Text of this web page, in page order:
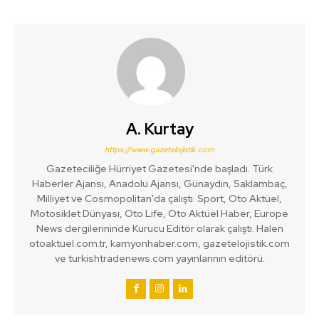
A. Kurtay
https://www.gazetelojistik.com
Gazeteciliğe Hürriyet Gazetesi'nde başladı. Türk
Haberler Ajansı, Anadolu Ajansı, Günaydın, Saklambaç,
Milliyet ve Cosmopolitan'da çalıştı. Sport, Oto Aktüel,
Motosiklet Dünyası, Oto Life, Oto Aktüel Haber, Europe
News dergilerininde Kurucu Editör olarak çalıştı. Halen
otoaktuel.com.tr, kamyonhaber.com, gazetelojistik.com
ve turkishtradenews.com yayınlarının editörü.